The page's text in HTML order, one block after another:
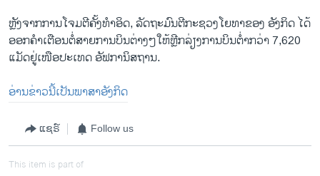
ຫຼັງຈາກການໂຈມຕີຄັ້ງທຳອິດ, ລັດຖະມົນຕີກະຊວງໂຍທາຂອງ ອັງກິດ ໄດ້
ອອກຄຳເຕືອນຕໍ່ສາຍການບິນຕ່າງໆໃຫ້ຫຼີກລ່ຽງການບິນຕໍ່າກວ່າ 7,620
ແມັດຢູ່ເໜືອປະເທດ ອັຟການິສຖານ.
ອ່ານຂ່າວນີ້ເປັນພາສາອັງກິດ
ແຊຣ໌ Follow us
This item is part of